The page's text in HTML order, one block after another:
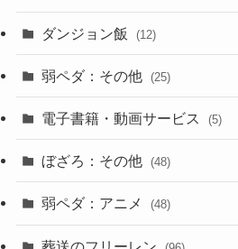
ダンジョン飯 (12)
弱ペダ：その他 (25)
電子書籍・動画サービス (5)
ぼざろ：その他 (48)
弱ペダ：アニメ (48)